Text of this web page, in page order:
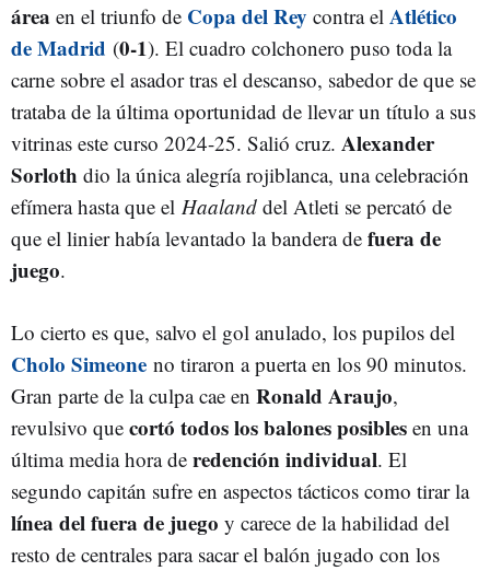
área en el triunfo de Copa del Rey contra el Atlético
de Madrid (0-1). El cuadro colchonero puso toda la
carne sobre el asador tras el descanso, sabedor de que se
trataba de la última oportunidad de llevar un título a sus
vitrinas este curso 2024-25. Salió cruz. Alexander
Sorloth dio la única alegría rojiblanca, una celebración
efímera hasta que el Haaland del Atleti se percató de
que el linier había levantado la bandera de fuera de
juego.
Lo cierto es que, salvo el gol anulado, los pupilos del
Cholo Simeone no tiraron a puerta en los 90 minutos.
Gran parte de la culpa cae en Ronald Araujo,
revulsivo que cortó todos los balones posibles en una
última media hora de redención individual. El
segundo capitán sufre en aspectos tácticos como tirar la
línea del fuera de juego y carece de la habilidad del
resto de centrales para sacar el balón jugado con los